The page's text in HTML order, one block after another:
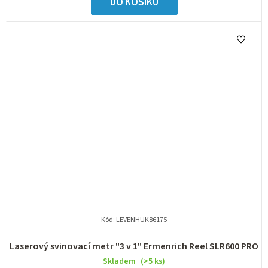
Laserový svinovací metr "3 v 1" Ermenrich Reel SLR600 PRO
Skladem (>5 ks)
Kód: LEVENHUK86175